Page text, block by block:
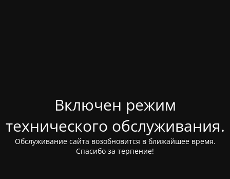
Включен режим
технического обслуживания.
Обслуживание сайта возобновится в ближайшее время.
Спасибо за терпение!